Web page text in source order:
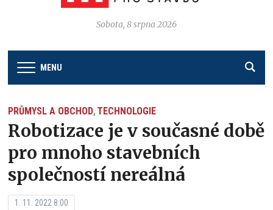
Sobota, 8 srpna 2026
MENU
PRŮMYSL A OBCHOD, TECHNOLOGIE
Robotizace je v současné době
pro mnoho stavebních
společností nereálná
1. 11. 2022 8:00